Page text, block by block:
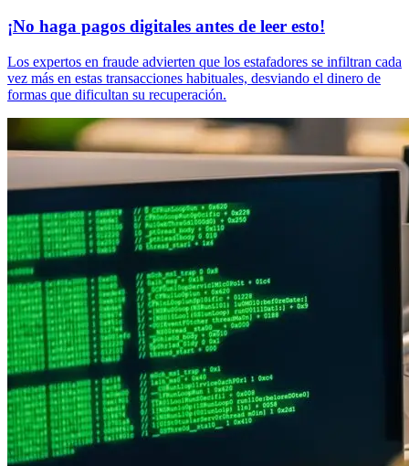
¡No haga pagos digitales antes de leer esto!
Los expertos en fraude advierten que los estafadores se infiltran cada
vez más en estas transacciones habituales, desviando el dinero de
formas que dificultan su recuperación.